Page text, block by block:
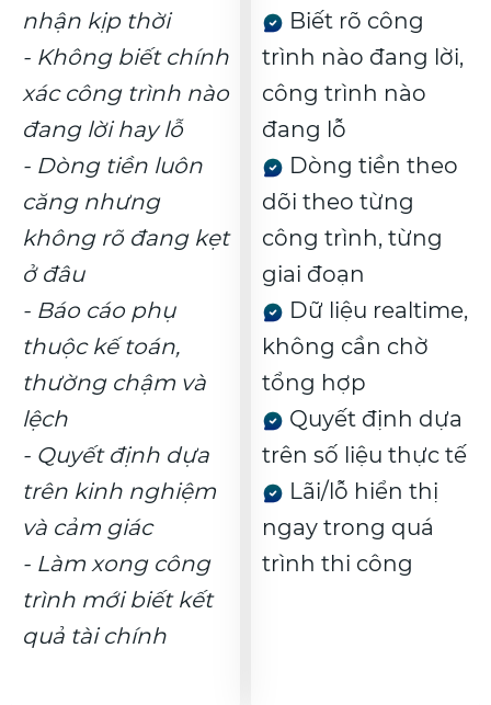
nhận kịp thời
- Không biết chính
xác công trình nào
đang lời hay lỗ
- Dòng tiền luôn
căng nhưng
không rõ đang kẹt
ở đâu
- Báo cáo phụ
thuộc kế toán,
thường chậm và
lệch
- Quyết định dựa
trên kinh nghiệm
và cảm giác
- Làm xong công
trình mới biết kết
quả tài chính
Biết rõ công
trình nào đang lời,
công trình nào
đang lỗ
Dòng tiền theo
dõi theo từng
công trình, từng
giai đoạn
Dữ liệu realtime,
không cần chờ
tổng hợp
Quyết định dựa
trên số liệu thực tế
Lãi/lỗ hiển thị
ngay trong quá
trình thi công